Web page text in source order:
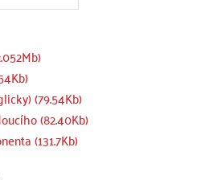
(79.54Kb)
(82.40Kb)
(131.7Kb)